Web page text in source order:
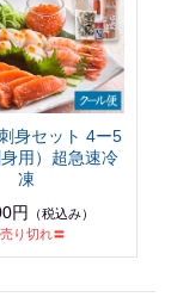
身セット 4ー5
用）超急速冷
凍
円
（税込み）
り切れ〓